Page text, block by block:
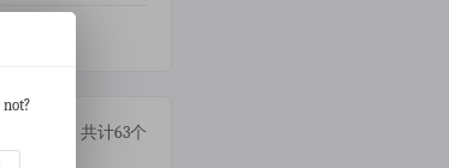
共计63个